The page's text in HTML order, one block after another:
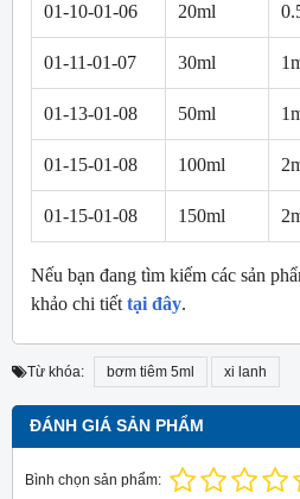
01-10-01-06 20ml
01-11-01-07 30ml
01-13-01-08 50ml
01-15-01-08 100ml
01-15-01-08 150ml
Nếu bạn đang tìm kiếm các sản
khảo chi tiết tại đây.
Từ khóa: bơm tiêm 5ml xi lanh
ĐÁNH GIÁ SẢN PHẨM
Bình chọn sản phẩm: